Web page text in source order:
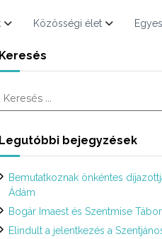
Közösségi élet
Keresés
e
s
Legutóbbi bejegyzések
Bemutatkoznak önkéntes
Ádám
Bogár Imaest és Szentmise
Elindult a jelentkezés a